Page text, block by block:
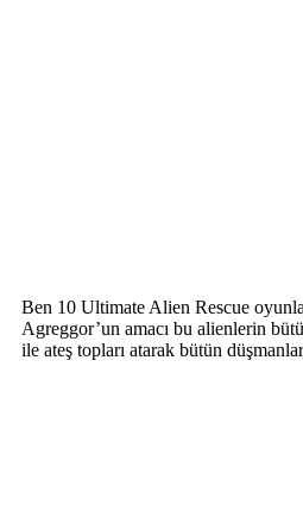
Ben 10 Ultimate Alien Rescue
Agreggor’un amacı bu alienlerin
ile ateş topları atarak bütün